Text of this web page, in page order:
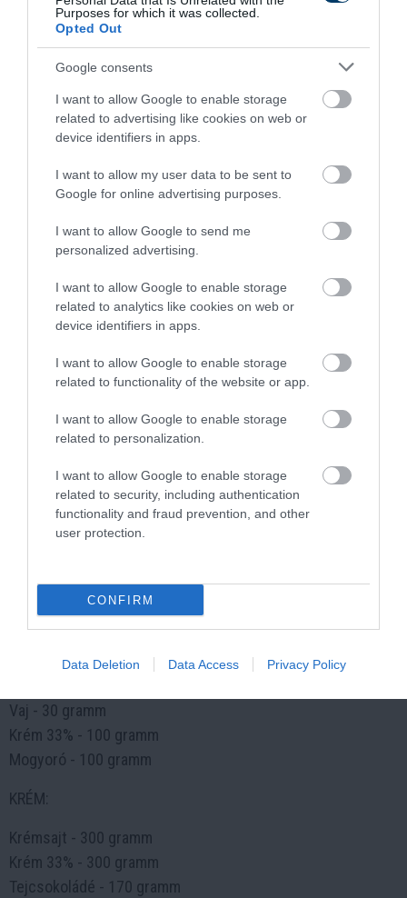
Purposes for which it was collected.
Opted Out
Google consents
I want to allow Google to enable storage
related to advertising like cookies on web or
device identifiers in apps.
I want to allow my user data to be sent to
Google for online advertising purposes.
I want to allow Google to send me
personalized advertising.
I want to allow Google to enable storage
related to analytics like cookies on web or
device identifiers in apps.
I want to allow Google to enable storage
related to functionality of the website or app.
I want to allow Google to enable storage
related to personalization.
I want to allow Google to enable storage
related to security, including authentication
functionality and fraud prevention, and other
user protection.
CONFIRM
Data Deletion Data Access Privacy Policy
Kép és a videó forrása: https://www.youtube.com/watch?
KEKSZ: (a forma átmérője 18 cm)
Tojás - 4 db
Cukor - 120 gramm
Só - egy csipetnyi
Liszt - 65 gramm
Kakaó - 35 gramm
Kukoricakeményítő - 25 gramm
Tojásfehérje - 2 db
Cukor - 20 gramm
Víz - 70 gramm
Cukor - 100 gramm
Agar - agar - 4 gramm
Csokoládé - ​​30 gramm
Vaj - 30 gramm
Krém 33% - 100 gramm
Mogyoró - 100 gramm
KRÉM:
Krémsajt - 300 gramm
Krém 33% - 300 gramm
Tejcsokoládé - ​​170 gramm